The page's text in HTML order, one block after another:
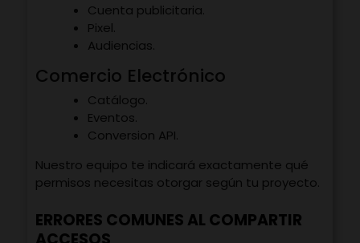
Cuenta publicitaria.
Pixel.
Audiencias.
Comercio Electrónico
Catálogo.
Eventos.
Conversion API.
Nuestro equipo te indicará exactamente qué
permisos necesitas otorgar según tu proyecto.
ERRORES COMUNES AL COMPARTIR